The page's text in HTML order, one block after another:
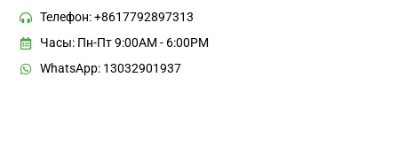
Телефон: +8617792897313
Часы: Пн-Пт 9:00AM - 6:00PM
WhatsApp: 13032901937